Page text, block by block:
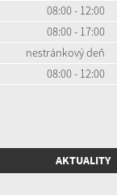
08:00 - 12:00
08:00 - 17:00
nestránkový deň
08:00 - 12:00
AKTUALITY